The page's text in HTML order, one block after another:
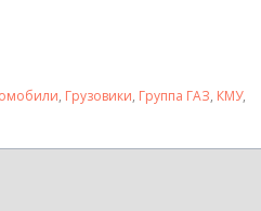
, Грузовики, Группа ГАЗ, КМУ,